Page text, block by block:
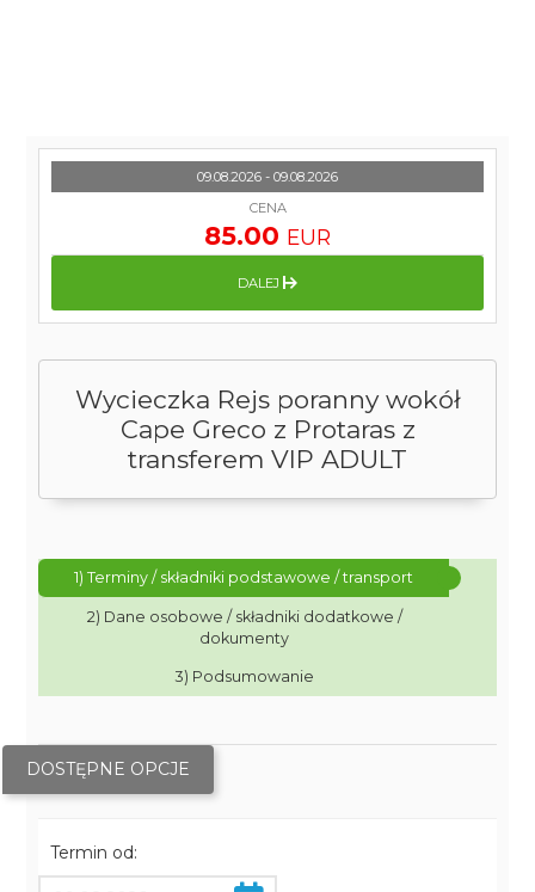
Wycieczka Rejs poranny wokół
Cape Greco z Protaras z
transferem VIP ADULT
1) Terminy / składniki podstawowe / transport
2) Dane osobowe / składniki dodatkowe /
dokumenty
3) Podsumowanie
DOSTĘPNE OPCJE
Termin od:
09.08.2026 - 09.08.2026
CENA
85.00 EUR
DALEJ